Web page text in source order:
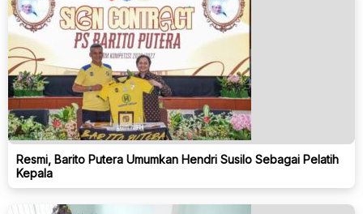
Resmi, Barito Putera Umumkan Hendri Susilo Sebagai Pelatih
Kepala